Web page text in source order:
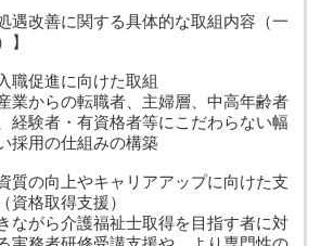
処遇改善に関する具体的な取組内容（一
】
職促進に向けた取組
業からの転職者、主婦層、中高年齢者
経験者・有資格者等にこだわらない幅
採用の仕組みの構築
質の向上やキャリアアップに向けた支
資格取得支援）
ながら介護福祉士取得を目指す者に対